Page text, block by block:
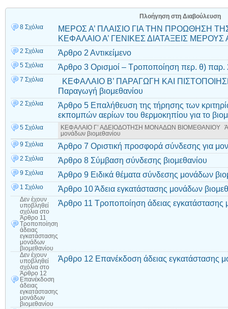
Πλοήγηση στη Διαβούλευση
8 Σχόλια
ΜΕΡΟΣ Α’ ΠΛΑΙΣΙΟ ΓΙΑ ΤΗΝ ΠΡΟΩΘΗΣΗ
ΚΕΦΑΛΑΙΟ Α’ ΓΕΝΙΚΕΣ ΔΙΑΤΑΞΕΙΣ ΜΕΡΟΥΣ
2 Σχόλια Άρθρο 2 Αντικείμενο
5 Σχόλια Άρθρο 3 Ορισμοί – Τροποποίηση περ. θ) παρ.
7 Σχόλια
ΚΕΦΑΛΑΙΟ Β’ ΠΑΡΑΓΩΓΗ ΚΑΙ
Παραγωγή βιομεθανίου
2 Σχόλια
Άρθρο 5 Επαλήθευση της τήρησης των
εκπομπών αερίων του θερμοκηπίου για το
5 Σχόλια
ΚΕΦΑΛΑΙΟ Γ’ ΑΔΕΙΟΔΟΤΗΣΗ ΜΟΝΑΔΩΝ ΒΙΟΜΕΘΑΝΙΟΥ
μονάδων βιομεθανίου
9 Σχόλια
Άρθρο 7 Οριστική προσφορά σύνδεσης για
2 Σχόλια Άρθρο 8 Σύμβαση σύνδεσης βιομεθανίου
9 Σχόλια Άρθρο 9 Ειδικά θέματα σύνδεσης μονάδων
1 Σχόλιο Άρθρο 10 Άδεια εγκατάστασης μονάδων
Δεν έχουν
υποβληθεί
σχόλια στο
Άρθρο 11
Τροποποίηση
άδειας
εγκατάστασης
μονάδων
βιομεθανίου
Άρθρο 11 Τροποποίηση άδειας εγκατάστασης
Δεν έχουν
υποβληθεί
σχόλια στο
Άρθρο 12
Επανέκδοση
άδειας
εγκατάστασης
μονάδων
βιομεθανίου
Άρθρο 12 Επανέκδοση άδειας εγκατάστασης